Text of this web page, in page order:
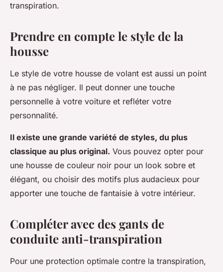
transpiration.
Prendre en compte le style de la
housse
Le style de votre housse de volant est aussi un point
à ne pas négliger. Il peut donner une touche
personnelle à votre voiture et refléter votre
personnalité.
Il existe une grande variété de styles, du plus
classique au plus original. Vous pouvez opter pour
une housse de couleur noir pour un look sobre et
élégant, ou choisir des motifs plus audacieux pour
apporter une touche de fantaisie à votre intérieur.
Compléter avec des gants de
conduite anti-transpiration
Pour une protection optimale contre la transpiration,